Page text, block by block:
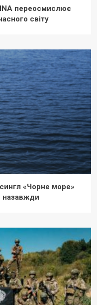
переосмислює
світу
«Чорне море»
назавжди